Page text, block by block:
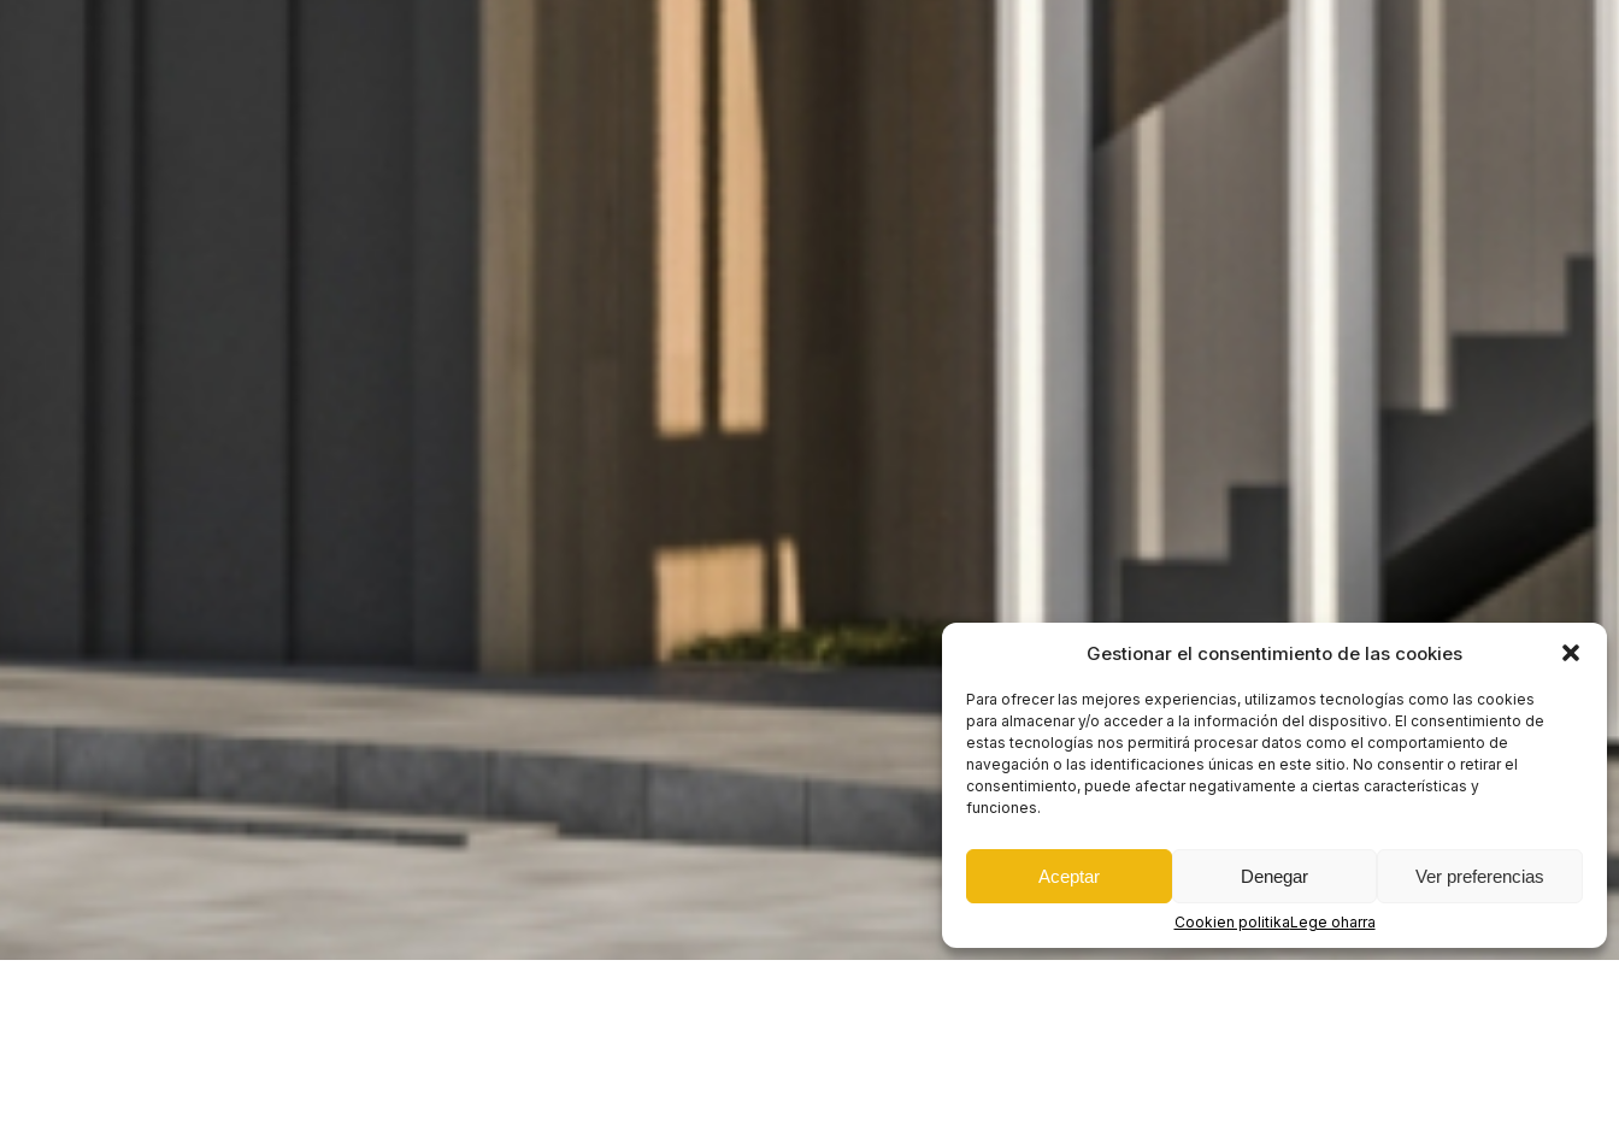
Gestionar el consentimiento de las cookies
Para ofrecer las mejores experiencias, utilizamos tecnologías como las cookies
para almacenar y/o acceder a la información del dispositivo. El consentimiento de
estas tecnologías nos permitirá procesar datos como el comportamiento de
navegación o las identificaciones únicas en este sitio. No consentir o retirar el
consentimiento, puede afectar negativamente a ciertas características y
funciones.
Aceptar Denegar Ver preferencias
Cookien politikaLege oharra